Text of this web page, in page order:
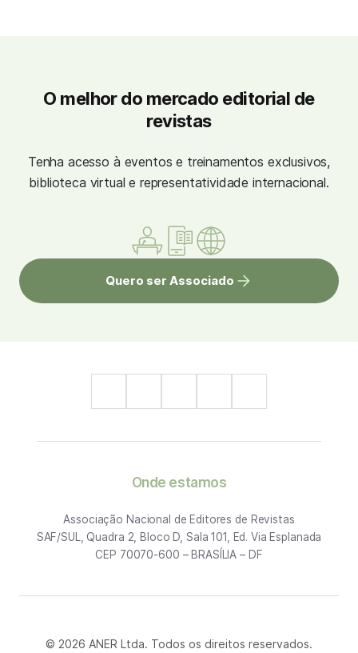
O melhor do mercado editorial de
revistas
Tenha acesso à eventos e treinamentos exclusivos,
biblioteca virtual e representatividade internacional.
Quero ser Associado
Onde estamos
Associação Nacional de Editores de Revistas
SAF/SUL, Quadra 2, Bloco D, Sala 101, Ed. Via Esplanada
CEP 70070-600 – BRASÍLIA – DF
© 2026 ANER Ltda. Todos os direitos reservados.